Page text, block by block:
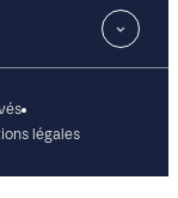
légales